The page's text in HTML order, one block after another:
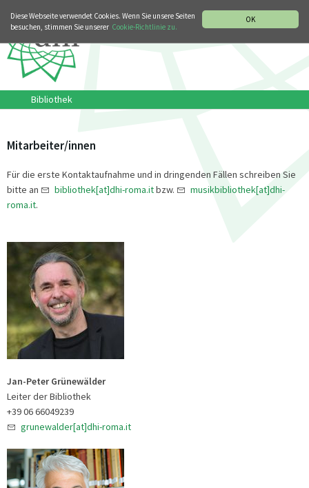
OK
Diese Webseite verwendet Cookies. Wenn Sie unsere Seiten
besuchen, stimmen Sie unserer Cookie-Richtlinie zu.
Bibliothek
Mitarbeiter/innen
Für die erste Kontaktaufnahme und in dringenden Fällen schreiben Sie
bitte an
bibliothek[at]dhi-roma.itbzw.
musikbibliothek[at]dhi-
roma.it.
Jan-Peter Grünewälder
Leiter der Bibliothek
+39 06 66049239
grunewalder[at]dhi-roma.it